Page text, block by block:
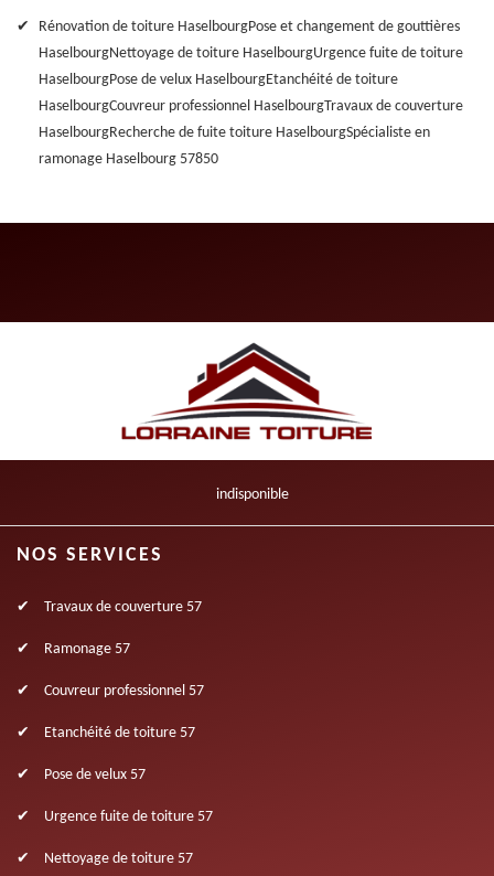
Rénovation de toiture HaselbourgPose et changement de gouttières
HaselbourgNettoyage de toiture HaselbourgUrgence fuite de toiture
HaselbourgPose de velux HaselbourgEtanchéité de toiture
HaselbourgCouvreur professionnel HaselbourgTravaux de couverture
HaselbourgRecherche de fuite toiture HaselbourgSpécialiste en
ramonage Haselbourg 57850
indisponible
NOS SERVICES
Travaux de couverture 57
Ramonage 57
Couvreur professionnel 57
Etanchéité de toiture 57
Pose de velux 57
Urgence fuite de toiture 57
Nettoyage de toiture 57